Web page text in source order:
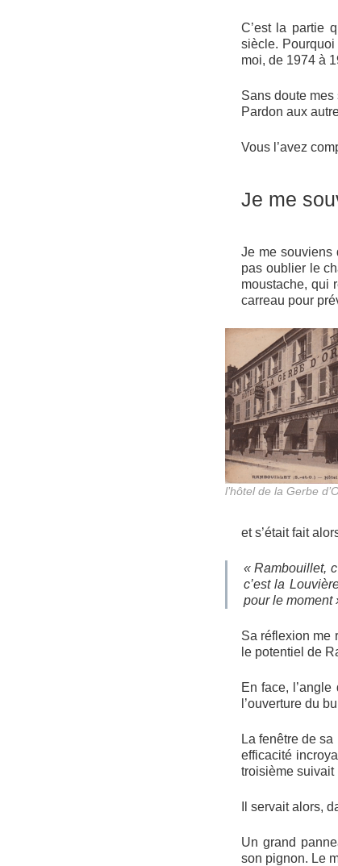
C’est la partie
siècle.
moi, de 1974 à
Sans doute
Pardon aux
Vous l’avez
Je me
Je me souviens
pas oublier le
moustache, qui
carreau pour
l’hôtel de la Gerbe
et s’était fait
« Rambouillet,
c’est la
pour le moment
Sa réflexion me
le potentiel de
En face,
l’ouverture du
La fenêtre de
efficacité
troisième suivait
Il servait alors,
Un grand
son pignon. Le